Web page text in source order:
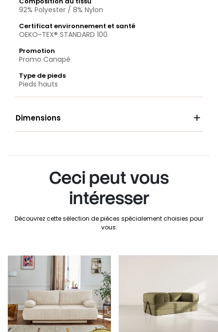
92% Polyester / 8% Nylon
Certificat environnement et santé
OEKO-TEX® STANDARD 100
Promotion
Promo Canapé
Type de pieds
Pieds hauts
Dimensions 
Ceci peut vous
intéresser
Découvrez cette sélection de pièces spécialement choisies pour
vous.